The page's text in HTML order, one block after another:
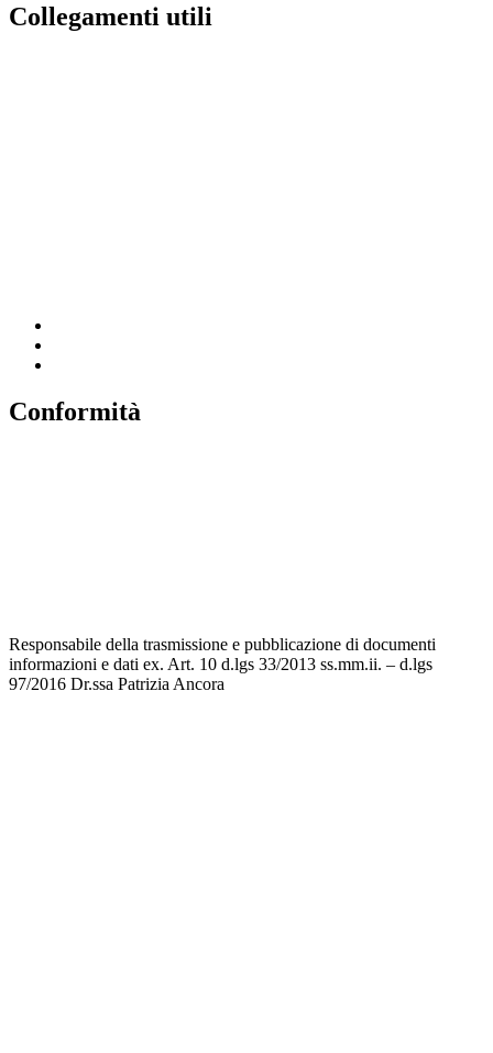
Collegamenti utili
Conformità
Responsabile della trasmissione e pubblicazione di documenti
informazioni e dati ex. Art. 10 d.lgs 33/2013 ss.mm.ii. – d.lgs
97/2016 Dr.ssa Patrizia Ancora